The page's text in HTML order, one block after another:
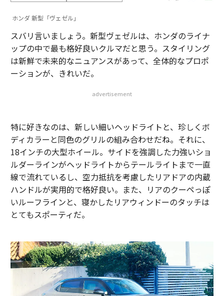
ホンダ 新型「ヴェゼル」
スバリ言いましょう。新型ヴェゼルは、ホンダのライナ
ップの中で最も格好良いクルマだと思う。スタイリング
は新鮮で未来的なニュアンスがあって、全体的なプロポ
ーションが、きれいだ。
advertisement
特に好きなのは、新しい細いヘッドライトと、珍しくボ
ディカラーと同色のグリルの組み合わせだね。それに、
18インチの大型ホイール。サイドを強調した力強いショ
ルダーラインがヘッドライトからテールライトまで一直
線で流れているし、空力抵抗を考慮したリアドアの内蔵
ハンドルが実用的で格好良い。また、リアのクーペっぽ
いルーフラインと、寝かしたリアウィンドーのタッチは
とてもスポーティだ。